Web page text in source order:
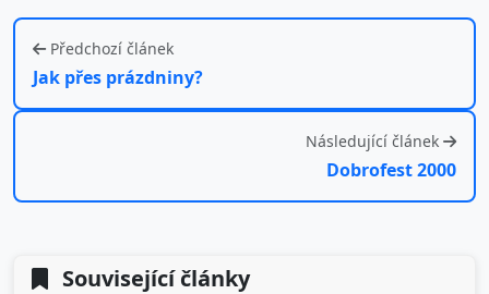
Předchozí článek
Jak přes prázdniny?
Následující článek
Dobrofest 2000
Související články